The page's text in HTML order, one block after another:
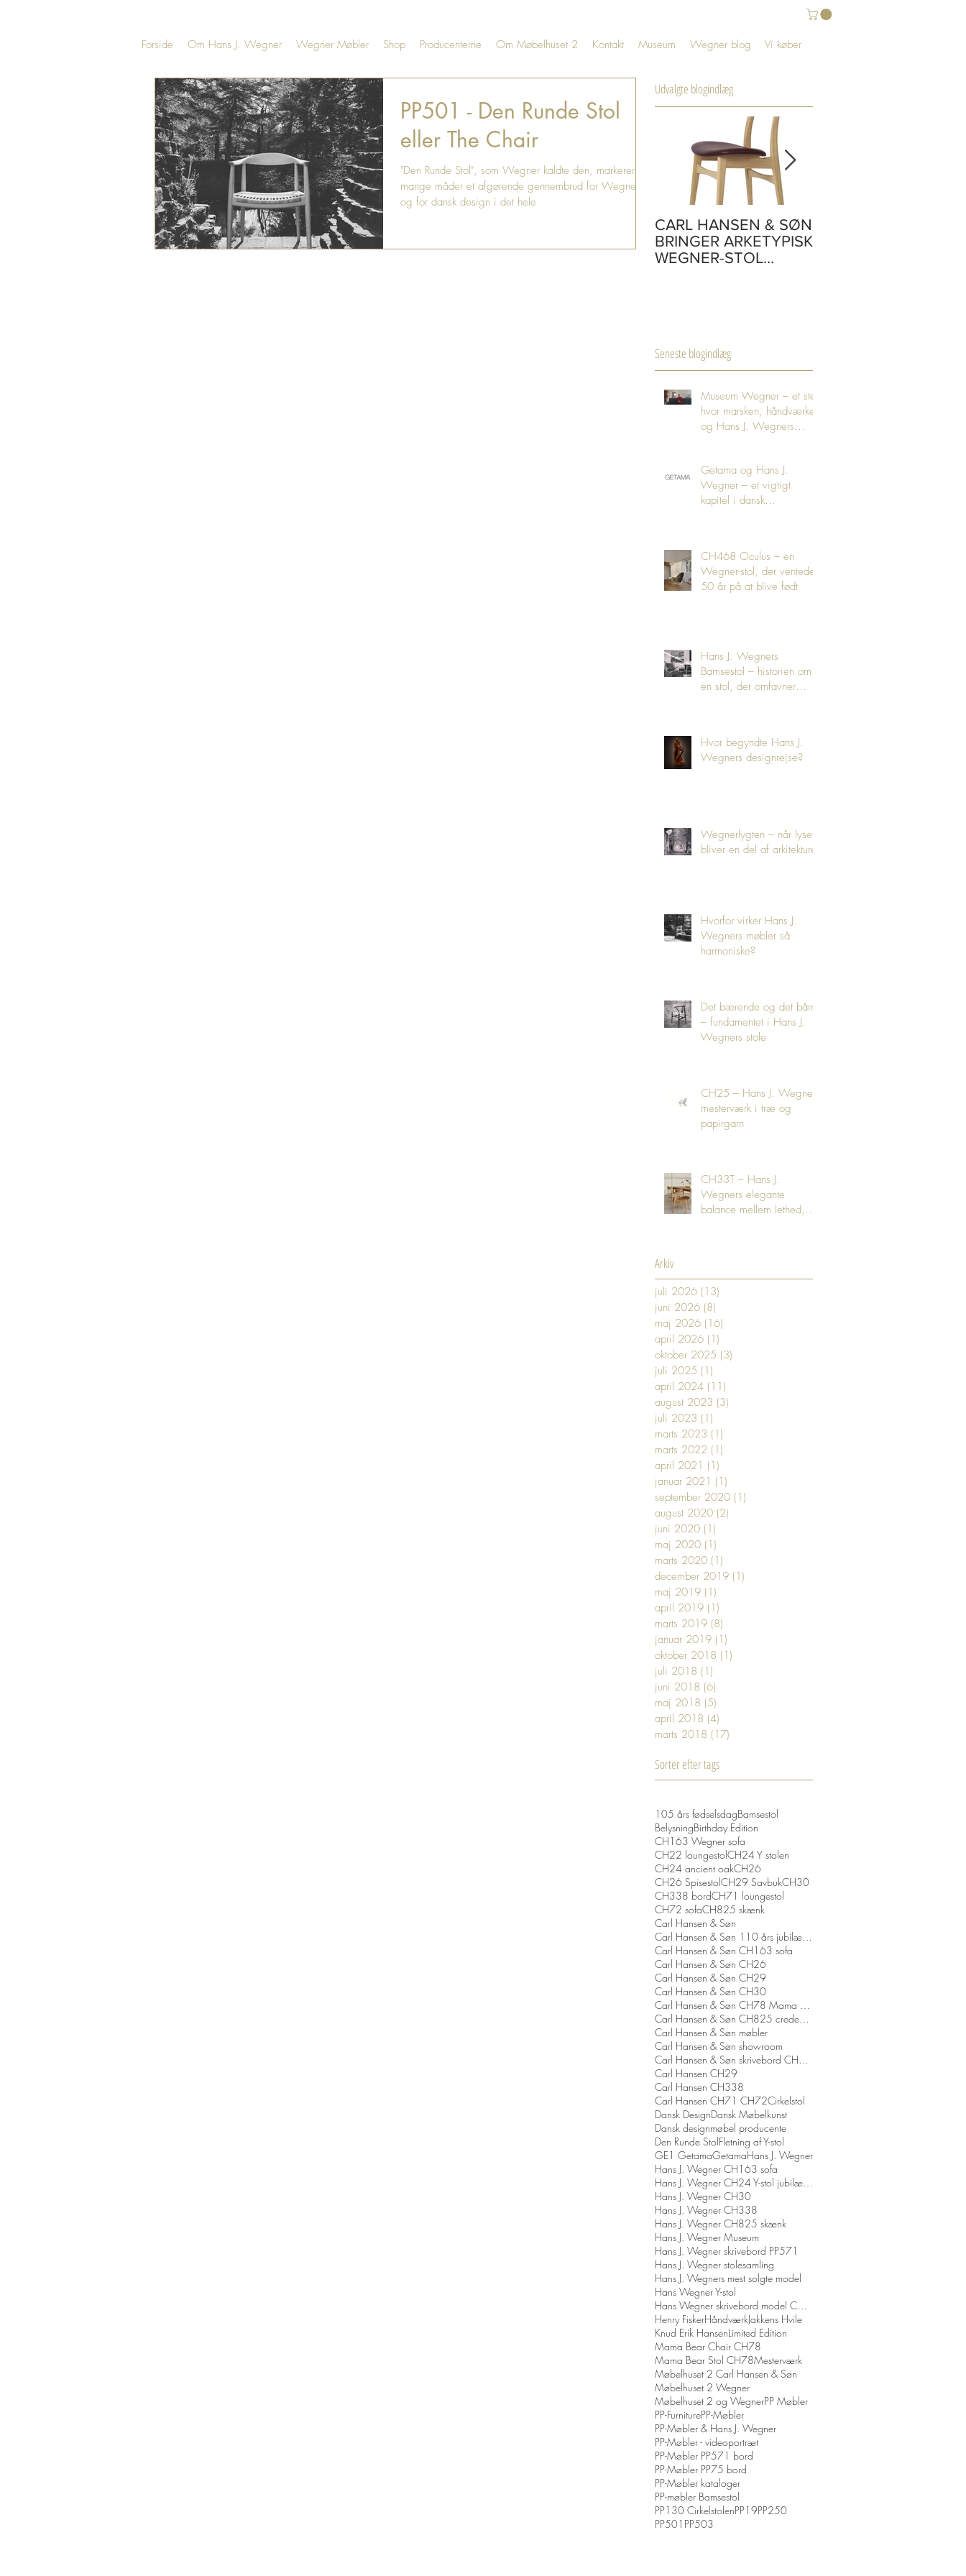
Forside Om Hans J. Wegner Wegner Møbler Shop Producenterne Om Møbelhuset 2 Kontakt Museum Wegner blog Vi køber
PP501 - Den Runde Stol
eller The Chair
"Den Runde Stol", som Wegner kaldte den, markerer på
mange måder et afgørende gennembrud for Wegner
og for dansk design i det hele
Udvalgte blogindlæg
CARL HANSEN & SØN
BRINGER ARKETYPISK
WEGNER-STOL
Seneste blogindlæg
Museum Wegner – et sted
hvor marsken, håndværket
og Hans J. Wegners
Getama og Hans J.
Wegner – et vigtigt
kapitel i dansk
CH468 Oculus – en
Wegner-stol, der ventede
50 år på at blive født
Hans J. Wegners
Bamsestol – historien om
en stol, der omfavner
Hvor begyndte Hans J.
Wegners designrejse?
Wegnerlygten – når lyset
bliver en del af arkitekturen
Hvorfor virker Hans J.
Wegners møbler så
harmoniske?
Det bærende og det bårne
– fundamentet i Hans J.
Wegners stole
CH25 – Hans J. Wegners
mesterværk i træ og
papirgarn
CH33T – Hans J.
Wegners elegante
balance mellem lethed,
Arkiv
juli 2026 (13)
juni 2026 (8)
maj 2026 (16)
april 2026 (1)
oktober 2025 (3)
juli 2025 (1)
april 2024 (11)
august 2023 (3)
juli 2023 (1)
marts 2023 (1)
marts 2022 (1)
april 2021 (1)
januar 2021 (1)
september 2020 (1)
august 2020 (2)
juni 2020 (1)
maj 2020 (1)
marts 2020 (1)
december 2019 (1)
maj 2019 (1)
april 2019 (1)
marts 2019 (8)
januar 2019 (1)
oktober 2018 (1)
juli 2018 (1)
juni 2018 (6)
maj 2018 (5)
april 2018 (4)
marts 2018 (17)
Sorter efter tags
105 års fødselsdagBamsestol
BelysningBirthday Edition
CH163 Wegner sofa
CH22 loungestolCH24 Y stolen
CH24 ancient oakCH26
CH26 SpisestolCH29 SavbukCH30
CH338 bordCH71 loungestol
CH72 sofaCH825 skænk
Carl Hansen & Søn
Carl Hansen & Søn CH163 sofa
Carl Hansen & Søn CH26
Carl Hansen & Søn CH29
Carl Hansen & Søn CH30
Carl Hansen & Søn møbler
Carl Hansen & Søn showroom
Carl Hansen CH29
Carl Hansen CH338
Carl Hansen CH71 CH72Cirkelstol
Dansk DesignDansk Møbelkunst
Dansk designmøbel producente
Den Runde StolFletning af Y-stol
GE1 GetamaGetamaHans J. Wegner
Hans J. Wegner CH163 sofa
Hans J. Wegner CH30
Hans J. Wegner CH338
Hans J. Wegner CH825 skænk
Hans J. Wegner Museum
Hans J. Wegner skrivebord PP571
Hans J. Wegner stolesamling
Hans J. Wegners mest solgte model
Hans Wegner Y-stol
Henry FiskerHåndværkJakkens Hvile
Knud Erik HansenLimited Edition
Mama Bear Chair CH78
Mama Bear Stol CH78Mesterværk
Møbelhuset 2 Carl Hansen & Søn
Møbelhuset 2 Wegner
Møbelhuset 2 og WegnerPP Møbler
PP-FurniturePP-Møbler
PP-Møbler & Hans J. Wegner
PP-Møbler - videoportræt
PP-Møbler PP571 bord
PP-Møbler PP75 bord
PP-Møbler kataloger
PP-møbler Bamsestol
PP130 CirkelstolenPP19PP250
PP501 PP503